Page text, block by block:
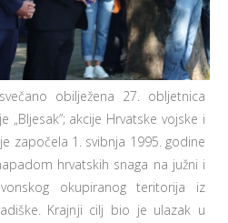
obilježena 27. obljetnica
akcije Hrvatske vojske i
započela 1. svibnja 1995. godine
hrvatskih snaga na južni i
okupiranog teritorija iz
Krajnji cilj bio je ulazak u